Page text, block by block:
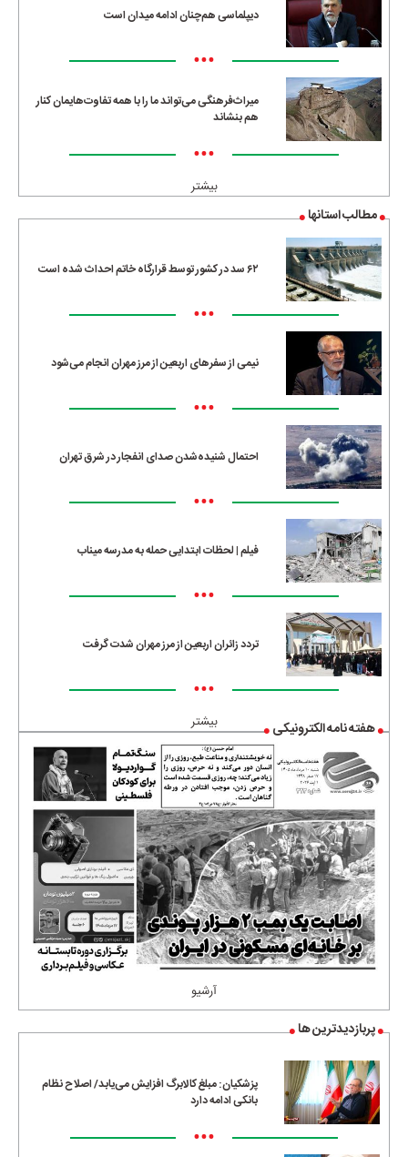
دیپلماسی هم‌چنان ادامه میدان است
•••
میراث‌فرهنگی می‌تواند ما را با همه تفاوت‌هایمان کنار
هم بنشاند
•••
بیشتر
مطالب استانها
۶۲ سد در کشور توسط قرارگاه خاتم احداث شده است
•••
نیمی از سفرهای اربعین از مرز مهران انجام می‌شود
•••
احتمال شنیده‌شدن صدای انفجار در شرق تهران
•••
فیلم | لحظات ابتدایی حمله به مدرسه میناب
•••
تردد زائران اربعین از مرز مهران شدت گرفت
•••
بیشتر هفته نامه الکترونیکی
آرشیو
پربازدیدترین ها
پزشکیان: مبلغ کالابرگ افزایش می‌یابد/ اصلاح نظام
بانکی ادامه دارد
•••